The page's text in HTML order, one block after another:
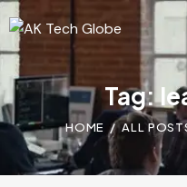
Tag:
HOME ALL